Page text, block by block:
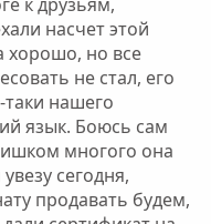
насчет этой
хорошо, но все
не стал, его
нашего
язык. Боюсь сам
многого она
сегодня,
продавать будем,